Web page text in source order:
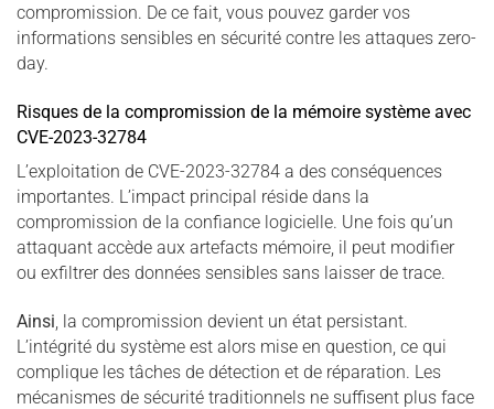
compromission. De ce fait, vous pouvez garder vos
informations sensibles en sécurité contre les attaques zero-
day.
Risques de la compromission de la mémoire système avec
CVE-2023-32784
L’exploitation de CVE-2023-32784 a des conséquences
importantes. L’impact principal réside dans la
compromission de la confiance logicielle. Une fois qu’un
attaquant accède aux artefacts mémoire, il peut modifier
ou exfiltrer des données sensibles sans laisser de trace.
Ainsi , la compromission devient un état persistant.
L’intégrité du système est alors mise en question, ce qui
complique les tâches de détection et de réparation. Les
mécanismes de sécurité traditionnels ne suffisent plus face